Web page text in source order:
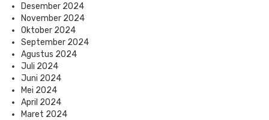
Desember 2024
November 2024
Oktober 2024
September 2024
Agustus 2024
Juli 2024
Juni 2024
Mei 2024
April 2024
Maret 2024